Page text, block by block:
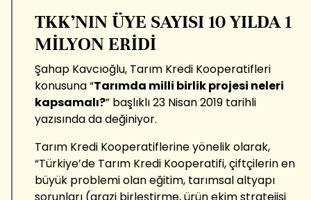
TKK’NIN ÜYE SAYISI 10 YILDA 1
MİLYON ERİDİ
Şahap Kavcıoğlu, Tarım Kredi Kooperatifleri
konusuna “Tarımda milli birlik projesi neleri
kapsamalı?” başlıklı 23 Nisan 2019 tarihli
yazısında da değiniyor.
Tarım Kredi Kooperatiflerine yönelik olarak,
“Türkiye’de Tarım Kredi Kooperatifi, çiftçilerin en
büyük problemi olan eğitim, tarımsal altyapı
sorunları (arazi birleştirme, ürün ekim stratejisi